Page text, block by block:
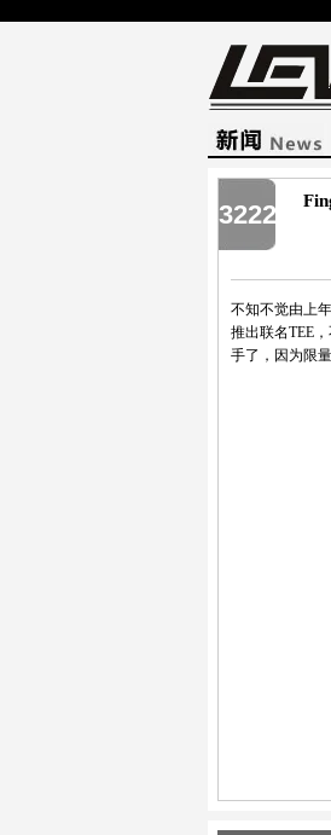
3222
不知不觉由上
推出联名TEE
手了，因为限